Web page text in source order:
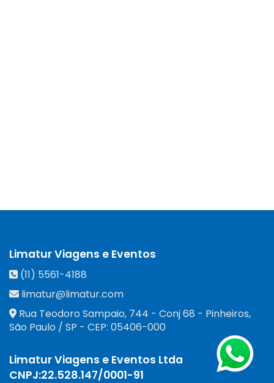
Limatur Viagens e Eventos
(11) 5561-4188
limatur@limatur.com
Rua Teodoro Sampaio, 744 - Conj 68 - Pinheiros,
São Paulo / SP - CEP: 05406-000
Limatur Viagens e Eventos Ltda
CNPJ:22.528.147/0001-91